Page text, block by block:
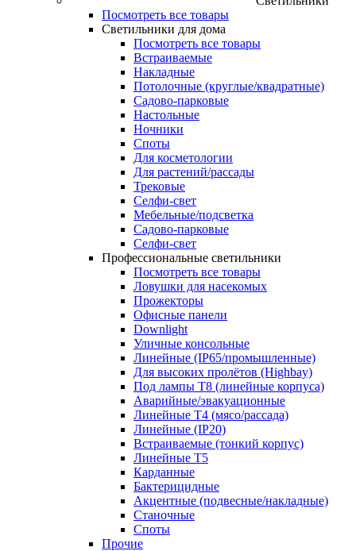
Посмотреть все товары
Светильники для дома
Посмотреть все товары
Встраиваемые
Накладные
Потолочные (круглые/квадратные)
Садово‑парковые
Настольные
Ночники
Споты
Для косметологии
Для растений/рассады
Трековые
Селфи‑свет
Мебельные/подсветка
Садово-парковые
Селфи-свет
Профессиональные светильники
Посмотреть все товары
Ловушки для насекомых
Прожекторы
Офисные панели
Downlight
Уличные консольные
Линейные (IP65/промышленные)
Для высоких пролётов (Highbay)
Под лампы T8 (линейные корпуса)
Аварийные/эвакуационные
Линейные T4 (мясо/рассада)
Линейные (IP20)
Встраиваемые (тонкий корпус)
Линейные T5
Карданные
Бактерицидные
Акцентные (подвесные/накладные)
Станочные
Споты
Прочие